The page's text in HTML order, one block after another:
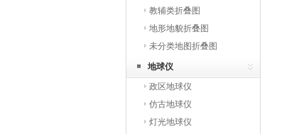
教辅类折叠图
地形地貌折叠图
未分类地图折叠图
地球仪
政区地球仪
仿古地球仪
灯光地球仪